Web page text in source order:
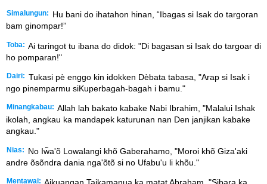
Simalungun:
Hu bani do ihatahon hinan, “Ibagas si Isak do targoran
bam ginompar!”
Toba: Ai taringot tu ibana do didok: "Di bagasan si Isak do targoar di
ho pomparan!"
Dairi: Tukasi pè enggo kin idokken Dèbata tabasa, "Arap si Isak i
ngo pinemparmu siKuperbagah-bagah i bamu."
Minangkabau: Allah lah bakato kabake Nabi Ibrahim, "Malalui Ishak
ikolah, angkau ka mandapek katurunan nan Den janjikan kabake
angkau."
Nias:
No Iw̃a'õ Lowalangi khõ Gaberahamo, "Moroi khõ Giza'aki
andre õsõndra dania nga'õtõ si no Ufabu'u li khõu."
Mentawai: